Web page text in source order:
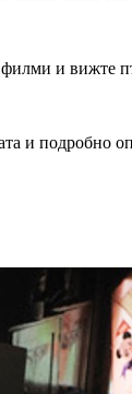
и вижте
и подробно